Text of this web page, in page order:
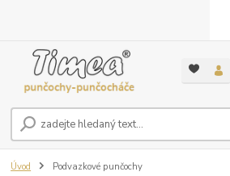
Úvod Podvazkové punčochy